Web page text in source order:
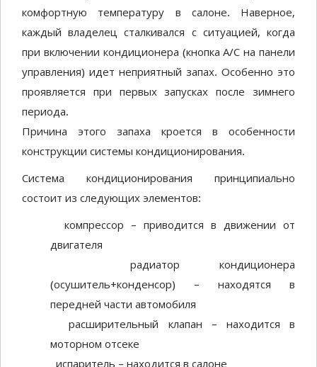
комфортную температуру в салоне. Наверное,
каждый владелец сталкивался с ситуацией, когда
при включении кондиционера (кнопка А/С на панели
управления) идет неприятный запах. Особенно это
проявляется при первых запусках после зимнего
периода.
Причина этого запаха кроется в особенности
конструкции системы кондиционирования.
Система кондиционирования принципиально
состоит из следующих элементов:
компрессор – приводится в движении от
двигателя
радиатор кондиционера
(осушитель+конденсор) – находятся в
передней части автомобиля
расширительный клапан – находится в
моторном отсеке
испаритель – находится в салоне